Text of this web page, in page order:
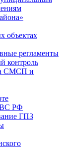
объектах
регламенты
контроль
СМСП и
ВС РФ
ГПЗ